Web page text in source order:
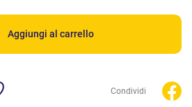
Aggiungi al carrello
Condividi